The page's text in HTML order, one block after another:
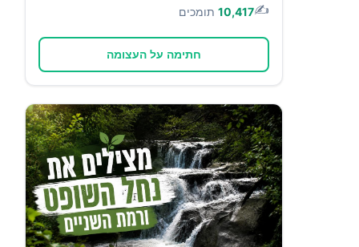
✍️
10,417 תומכים
חתימה על העצומה